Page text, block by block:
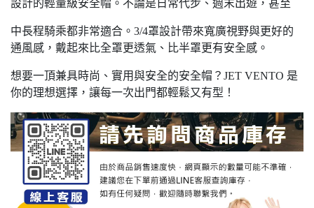
設計的輕量級安全帽。不論是日常代步、週末出遊，甚至
中長程騎乘都非常適合。3/4罩設計帶來寬廣視野與更好的
通風感，戴起來比全罩更透氣、比半罩更有安全感。
想要一頂兼具時尚、實用與安全的安全帽？JET VENTO 是
你的理想選擇，讓每一次出門都輕鬆又有型！